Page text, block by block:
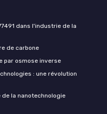
dans l'industrie de la
de carbone
par osmose inverse
: une révolution
la nanotechnologie